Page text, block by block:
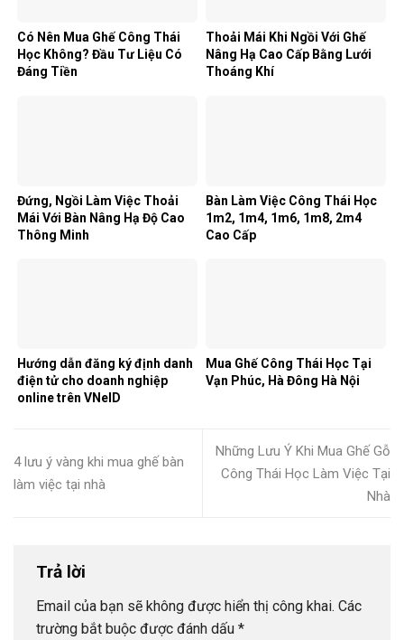
Có Nên Mua Ghế Công Thái
Học Không? Đầu Tư Liệu Có
Đáng Tiền
Thoải Mái Khi Ngồi Với Ghế
Nâng Hạ Cao Cấp Bằng Lưới
Thoáng Khí
Đứng, Ngồi Làm Việc Thoải
Mái Với Bàn Nâng Hạ Độ Cao
Thông Minh
Bàn Làm Việc Công Thái Học
1m2, 1m4, 1m6, 1m8, 2m4
Cao Cấp
Hướng dẫn đăng ký định danh
điện tử cho doanh nghiệp
online trên VNeID
Mua Ghế Công Thái Học Tại
Vạn Phúc, Hà Đông Hà Nội
4 lưu ý vàng khi mua ghế bàn
làm việc tại nhà
Những Lưu Ý Khi Mua Ghế Gỗ
Công Thái Học Làm Việc Tại
Nhà
Trả lời
Email của bạn sẽ không được hiển thị công khai. Các
trường bắt buộc được đánh dấu *